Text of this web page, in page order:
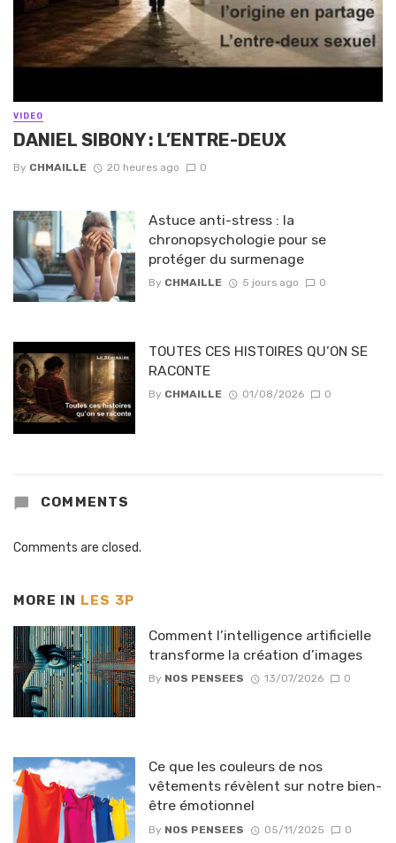
VIDEO
DANIEL SIBONY : L’ENTRE-DEUX
By CHMAILLE 20 heures ago 0
Astuce anti-stress : la
chronopsychologie pour se
protéger du surmenage
By CHMAILLE 5 jours ago 0
TOUTES CES HISTOIRES QU’ON SE
RACONTE
By CHMAILLE 01/08/2026 0
COMMENTS
Comments are closed.
MORE IN LES 3P
Comment l’intelligence artificielle
transforme la création d’images
By NOS PENSEES 13/07/2026 0
Ce que les couleurs de nos
vêtements révèlent sur notre bien-
être émotionnel
By NOS PENSEES 05/11/2025 0